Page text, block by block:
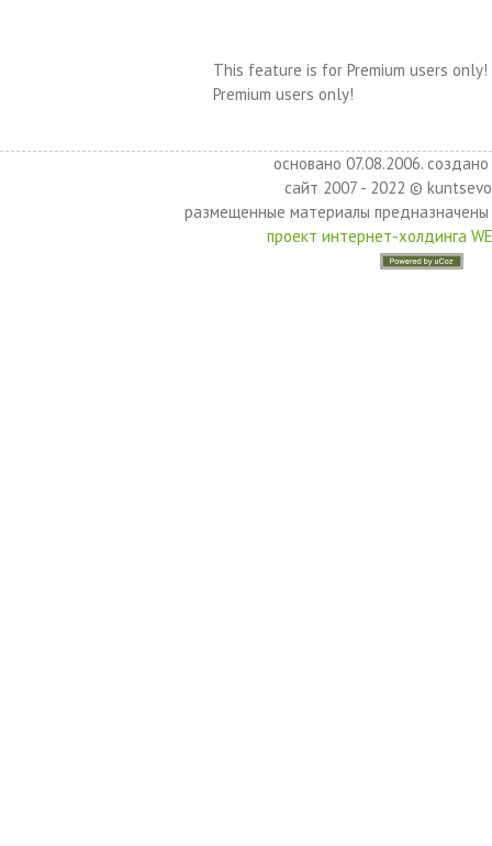
This feature is for Premium users only!
Premium users only!
основано 07.08.2006.
сайт 2007 - 2022 ©
размещенные материалы
проект интернет-холдинга